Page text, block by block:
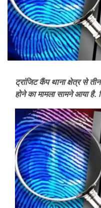
ट्रांजिट कैंप थाना क्षेत्र से
होने का मामला सामने आया है.